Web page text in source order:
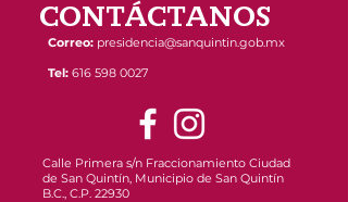
CONTÁCTANOS
Correo: presidencia@sanquintin.gob.mx
Tel: 616 598 0027
Calle Primera s/n Fraccionamiento Ciudad
de San Quintín, Municipio de San Quintín
B.C., C.P. 22930